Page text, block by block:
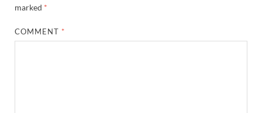
marked *
COMMENT *